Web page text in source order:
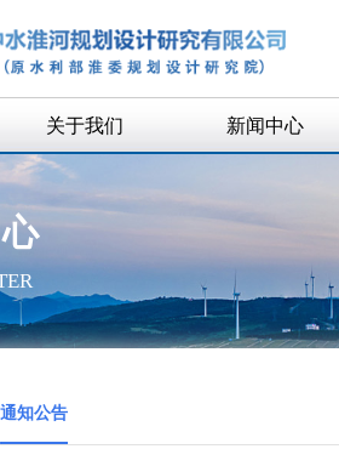
关于我们
公司简介
公司领导
历史沿革
新闻中心
通知公告
通知公告